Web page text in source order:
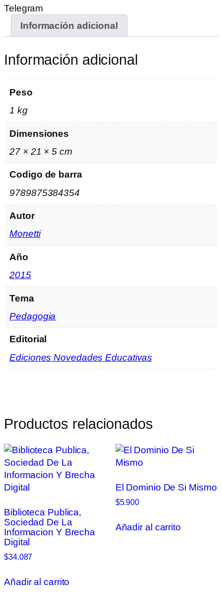
Telegram
Información adicional
Información adicional
Peso
1 kg
Dimensiones
27 × 21 × 5 cm
Codigo de barra
9789875384354
Autor
Monetti
Año
2015
Tema
Pedagogia
Editorial
Ediciones Novedades Educativas
Productos relacionados
Biblioteca Publica,
Sociedad De La
Informacion Y Brecha
Digital
$34.087
Añadir al carrito
El Dominio De Si Mismo
$5.900
Añadir al carrito